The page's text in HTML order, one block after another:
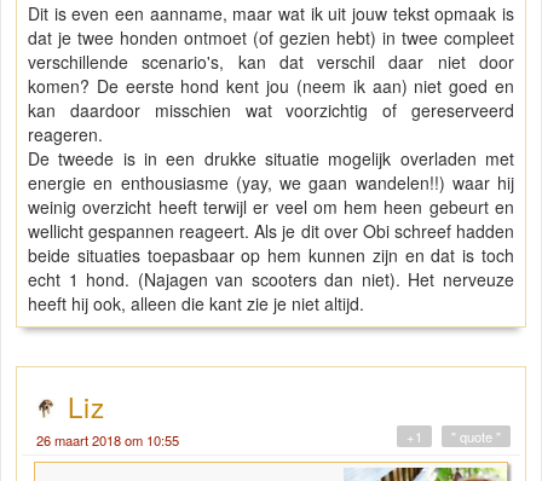
Dit is even een aanname, maar wat ik uit jouw tekst opmaak is
dat je twee honden ontmoet (of gezien hebt) in twee compleet
verschillende scenario's, kan dat verschil daar niet door
komen? De eerste hond kent jou (neem ik aan) niet goed en
kan daardoor misschien wat voorzichtig of gereserveerd
reageren.
De tweede is in een drukke situatie mogelijk overladen met
energie en enthousiasme (yay, we gaan wandelen!!) waar hij
weinig overzicht heeft terwijl er veel om hem heen gebeurt en
wellicht gespannen reageert. Als je dit over Obi schreef hadden
beide situaties toepasbaar op hem kunnen zijn en dat is toch
echt 1 hond. (Najagen van scooters dan niet). Het nerveuze
heeft hij ook, alleen die kant zie je niet altijd.
Liz
26 maart 2018 om 10:55 " quote "
+1